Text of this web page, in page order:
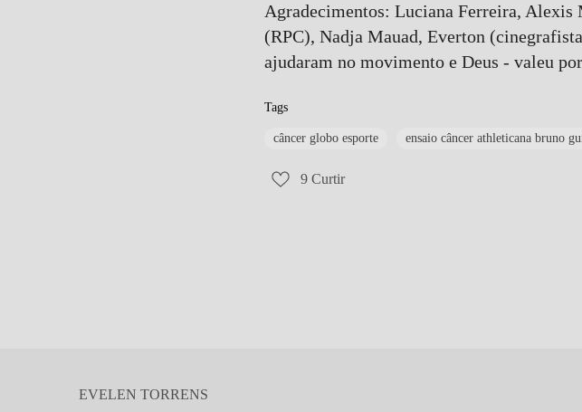
Agradecimentos: Luciana Ferreira, Alexis
(RPC), Nadja Mauad, Everton
ajudaram no movimento e Deus - valeu
Tags
câncer globo esporte ensaio câncer athleticana bruno
9 Curtir
EVELEN TORRENS